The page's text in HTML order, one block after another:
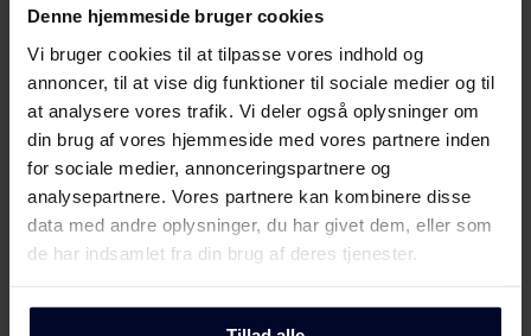
Denne hjemmeside bruger cookies
Vi bruger cookies til at tilpasse vores indhold og
annoncer, til at vise dig funktioner til sociale medier og til
at analysere vores trafik. Vi deler også oplysninger om
din brug af vores hjemmeside med vores partnere inden
for sociale medier, annonceringspartnere og
analysepartnere. Vores partnere kan kombinere disse
data med andre oplysninger, du har givet dem, eller som
de har indsamlet fra din brug af deres tjenester.
advarsler (FI)
Sikkerhedsoplysninger og
advarsler (NO)
Download
Sikkerhedsoplysninger og
advarsler (SV)
Sikkerhedsoplysninger og
Download